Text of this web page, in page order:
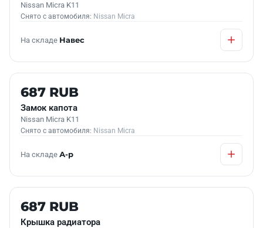
Nissan Micra K11
Снято с автомобиля: Nissan Micra
На складе Навес
Б/У В НАЛИЧИИ
687 RUB
Замок капота
Nissan Micra K11
Снято с автомобиля: Nissan Micra
На складе А-р
Б/У В НАЛИЧИИ
687 RUB
Крышка радиатора